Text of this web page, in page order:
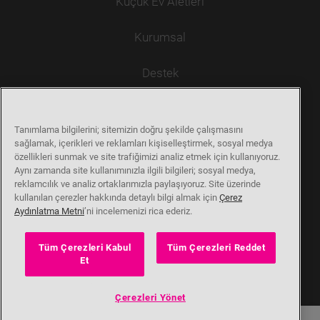
Su Sebili
Non Smart TV
Elektrikli Isıtıcı
Pişirici
İçecek Hazırlama
Kurumsal
Tarihçe
Beko Corporate
Kişisel Verilerin Korunması
Müşteri Memnuniyeti
Destek
Daha Fazlası
Tarifler
Servis Randevusu
© 2026 Altus
Kişisel Verilerin Korunması
0850 210 0 888
Tanımlama bilgilerini; sitemizin doğru şekilde çalışmasını
sağlamak, içerikleri ve reklamları kişiselleştirmek, sosyal medya
özellikleri sunmak ve site trafiğimizi analiz etmek için kullanıyoruz.
Aynı zamanda site kullanımınızla ilgili bilgileri; sosyal medya,
reklamcılık ve analiz ortaklarımızla paylaşıyoruz. Site üzerinde
kullanılan çerezler hakkında detaylı bilgi almak için Çerez
Aydınlatma Metni’ni incelemenizi rica ederiz.
Tüm Çerezleri Kabul
Et
Tüm Çerezleri Reddet
Çerezleri Yönet